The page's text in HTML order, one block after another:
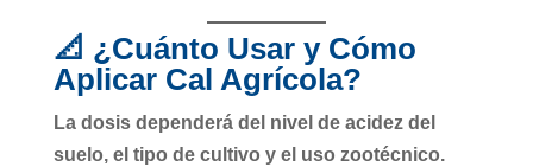
📐 ¿Cuánto Usar y Cómo
Aplicar Cal Agrícola?
La dosis dependerá del nivel de acidez del
suelo, el tipo de cultivo y el uso zootécnico.